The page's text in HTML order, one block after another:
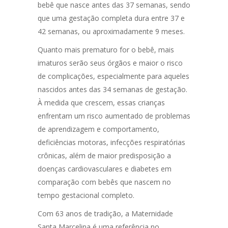
bebê que nasce antes das 37 semanas, sendo
que uma gestação completa dura entre 37 e
42 semanas, ou aproximadamente 9 meses.
Quanto mais prematuro for o bebê, mais
imaturos serão seus órgãos e maior o risco
de complicações, especialmente para aqueles
nascidos antes das 34 semanas de gestação.
À medida que crescem, essas crianças
enfrentam um risco aumentado de problemas
de aprendizagem e comportamento,
deficiências motoras, infecções respiratórias
crônicas, além de maior predisposição a
doenças cardiovasculares e diabetes em
comparação com bebês que nascem no
tempo gestacional completo.
Com 63 anos de tradição, a Maternidade